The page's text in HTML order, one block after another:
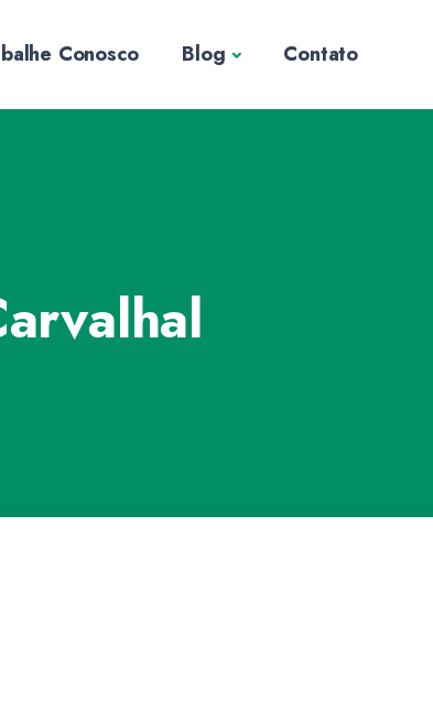
Conosco Blog Contato